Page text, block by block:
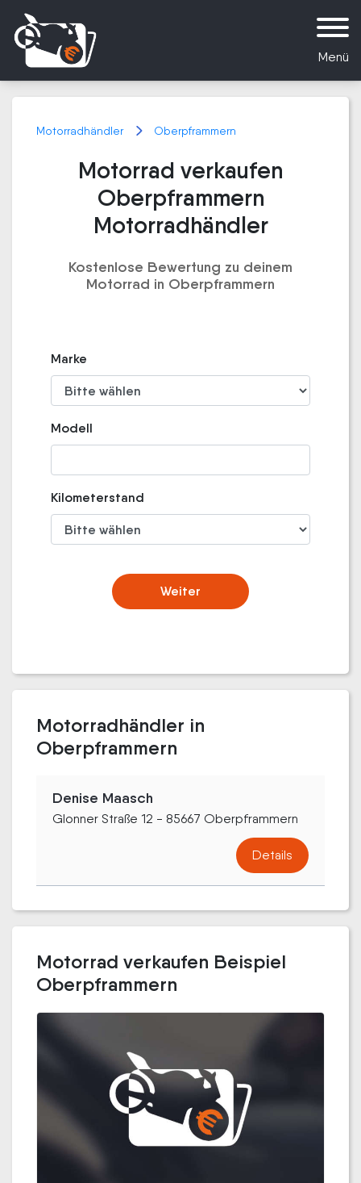
Menü
Motorradhändler Oberpframmern
Motorrad verkaufen
Oberpframmern
Motorradhändler
Kostenlose Bewertung zu deinem
Motorrad in Oberpframmern
Marke
Modell
Kilometerstand
Weiter
Motorradhändler in
Oberpframmern
Denise Maasch
Glonner Straße 12 - 85667 Oberpframmern
Details
Motorrad verkaufen Beispiel
Oberpframmern